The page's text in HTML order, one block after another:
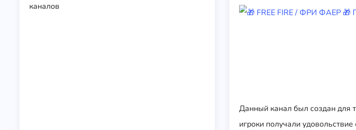
каналов
Данный канал был создан для
игроки получали удовольствие